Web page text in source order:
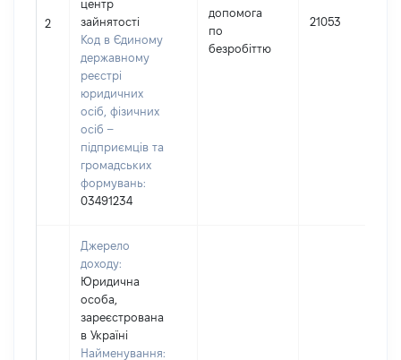
2
центр
зайнятості
Код в Єдиному
державному
реєстрі
юридичних
осіб, фізичних
осіб –
підприємців та
громадських
формувань:
03491234
допомога
по
безробіттю
21053
Джерело
доходу:
Юридична
особа,
зареєстрована
в Україні
Найменування: